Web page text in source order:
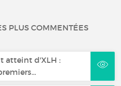
PLUS COMMENTÉES
atteint d'XLH :